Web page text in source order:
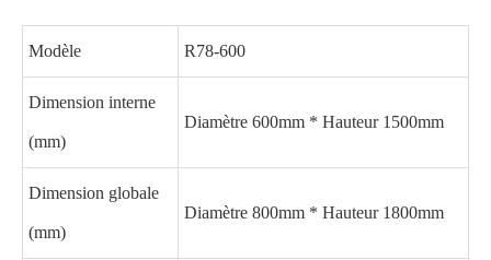
Modèle R78-600
Dimension interne
(mm)
Diamètre 600mm * Hauteur 1500mm
Dimension globale
(mm)
Diamètre 800mm * Hauteur 1800mm